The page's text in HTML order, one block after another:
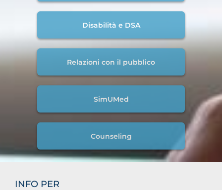
Disabilità e DSA
Relazioni con il pubblico
SimUMed
Counseling
INFO PER